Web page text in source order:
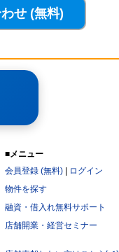
■メニュー
会員登録 (無料)| ログイン
物件を探す
融資・借入れ無料サポート
店舗開業・経営セミナー